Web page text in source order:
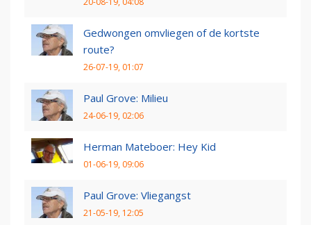
Gedwongen omvliegen of de kortste
route?
26-07-19, 01:07
Paul Grove: Milieu
24-06-19, 02:06
Herman Mateboer: Hey Kid
01-06-19, 09:06
Paul Grove: Vliegangst
21-05-19, 12:05